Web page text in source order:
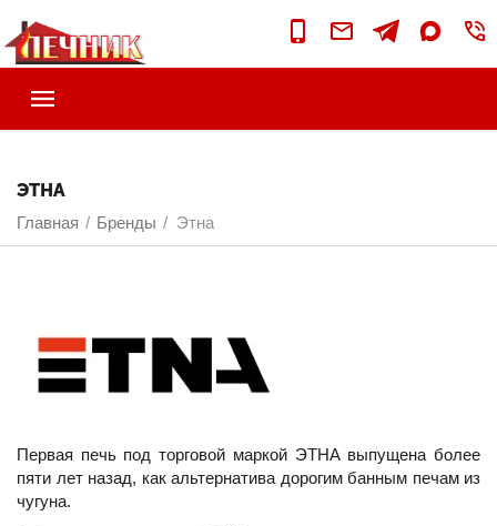
ЭТНА
Главная / Бренды / Этна
Первая печь под торговой маркой ЭТНА выпущена более
пяти лет назад, как альтернатива дорогим банным печам из
чугуна.